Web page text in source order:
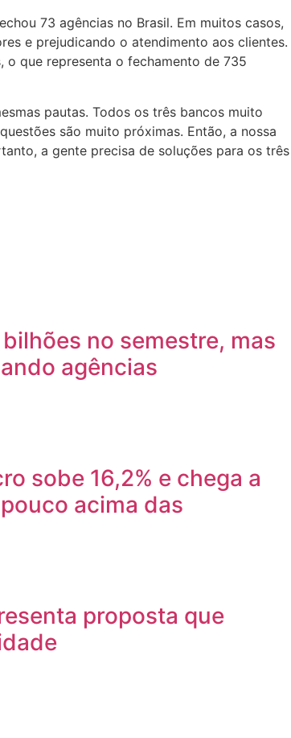
73 agências no Brasil. Em muitos casos,
e prejudicando o atendimento aos clientes.
que representa o fechamento de 735
pautas. Todos os três bancos muito
são muito próximas. Então, a nossa
a gente precisa de soluções para os três
no semestre, mas
agências
sobe 16,2% e chega a
acima das
proposta que